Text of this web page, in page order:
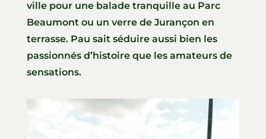
ville pour une balade tranquille au Parc
Beaumont ou un verre de Jurançon en
terrasse. Pau sait séduire aussi bien les
passionnés d’histoire que les amateurs de
sensations.